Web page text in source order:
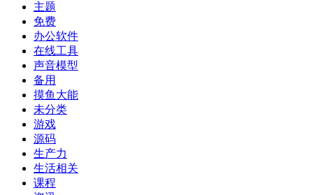
主题
免费
办公软件
在线工具
声音模型
备用
摸鱼大能
未分类
游戏
源码
生产力
生活相关
课程